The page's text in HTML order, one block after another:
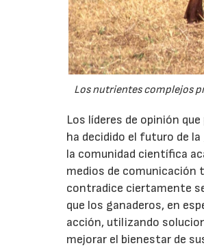
Los nutrientes complejos
Los líderes de opinión
ha decidido el futuro de
la comunidad científica
medios de comunicación
contradice ciertamente
que los ganaderos, en
acción, utilizando
mejorar el bienestar de